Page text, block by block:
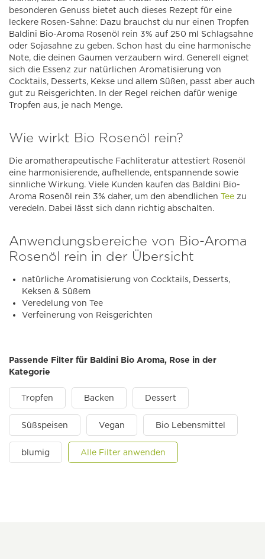
besonderen Genuss bietet auch dieses Rezept für eine
leckere Rosen-Sahne: Dazu brauchst du nur einen Tropfen
Baldini Bio-Aroma Rosenöl rein 3% auf 250 ml Schlagsahne
oder Sojasahne zu geben. Schon hast du eine harmonische
Note, die deinen Gaumen verzaubern wird. Generell eignet
sich die Essenz zur natürlichen Aromatisierung von
Cocktails, Desserts, Kekse und allem Süßen, passt aber auch
gut zu Reisgerichten. In der Regel reichen dafür wenige
Tropfen aus, je nach Menge.
Wie wirkt Bio Rosenöl rein?
Die aromatherapeutische Fachliteratur attestiert Rosenöl
eine harmonisierende, aufhellende, entspannende sowie
sinnliche Wirkung. Viele Kunden kaufen das Baldini Bio-
Aroma Rosenöl rein 3% daher, um den abendlichen Tee zu
veredeln. Dabei lässt sich dann richtig abschalten.
Anwendungsbereiche von Bio-Aroma
Rosenöl rein in der Übersicht
natürliche Aromatisierung von Cocktails, Desserts,
Keksen & Süßem
Veredelung von Tee
Verfeinerung von Reisgerichten
Passende Filter für Baldini Bio Aroma, Rose in der
Kategorie
Tropfen Backen Dessert
Süßspeisen Vegan Bio Lebensmittel
blumig Alle Filter anwenden